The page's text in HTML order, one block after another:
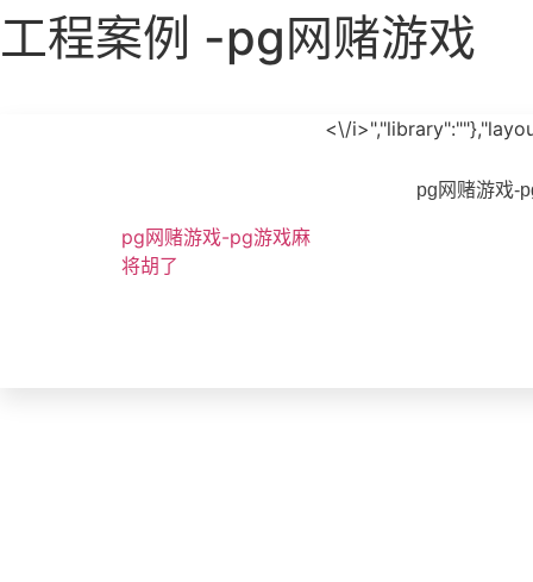
工程案例 -pg网赌游戏
pg网赌游戏-pg游戏麻
将胡了
<\/
pg网赌游戏-